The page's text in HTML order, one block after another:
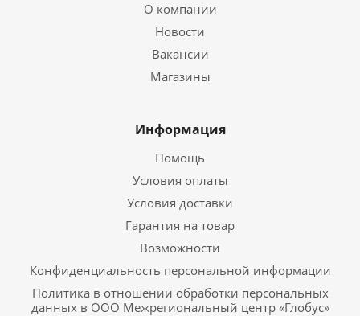
О компании
Новости
Вакансии
Магазины
Информация
Помощь
Условия оплаты
Условия доставки
Гарантия на товар
Возможности
Конфиденциальность персональной информации
Политика в отношении обработки персональных
данных в ООО Межрегиональный центр «Глобус»